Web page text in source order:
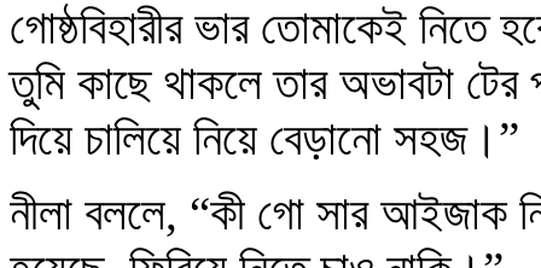
গোষ্ঠবিহারীর ভার তোমাকেই
তুমি কাছে থাকলে তার অভাবটা টের
দিয়ে চালিয়ে নিয়ে বেড়ানো সহজ।”
নীলা বললে, “কী গো সার আইজাক